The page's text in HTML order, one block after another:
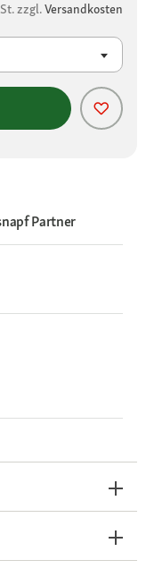
zzgl.Versandkosten
Partner